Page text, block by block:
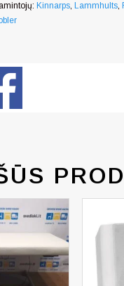
Kinnarps, Lammhults,